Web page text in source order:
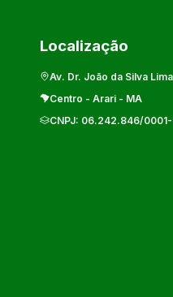
Localização
Av. Dr. João da Silva
Centro -Arari - MA
CNPJ: 06.242.846/0001-